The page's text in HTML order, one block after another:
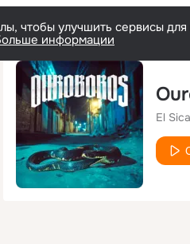
чтобы улучшить сервисы
информации
El